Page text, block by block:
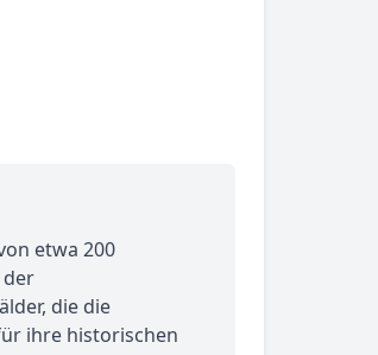
etwa 200
der
die die
ihre historischen